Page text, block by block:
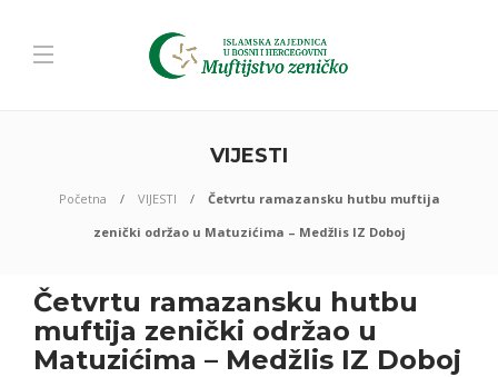
VIJESTI
Početna VIJESTI
Četvrtu ramazansku hutbu muftija
zenički održao u Matuzićima – Medžlis IZ Doboj
Četvrtu ramazansku hutbu
muftija zenički održao u
Matuzićima – Medžlis IZ Doboj